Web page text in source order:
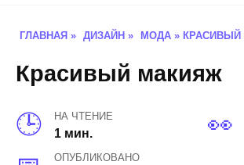
ГЛАВНАЯ » ДИЗАЙН » МОДА »
Красивый макияж
НА ЧТЕНИЕ
1 мин.
ОПУБЛИКОВАНО